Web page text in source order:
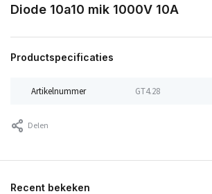
Diode 10a10 mik 1000V 10A
Productspecificaties
Artikelnummer GT4.28
Delen
Recent bekeken